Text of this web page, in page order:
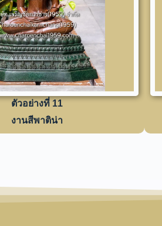
ตัวอย่างที่ 11
งานสีพาติน่า